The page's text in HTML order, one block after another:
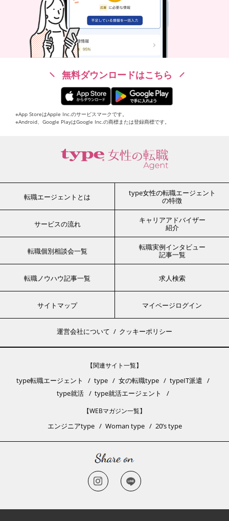
無料ダウンロードはこちら
※App StoreはApple Inc.のサービスマークです。
※Android、Google PlayはGoogle Inc.の商標または登録商標です。
転職エージェントとは
type女性の転職エージェント
の特徴
サービスの流れ
キャリアアドバイザー
紹介
転職個別相談会一覧
転職実例インタビュー
記事一覧
転職ノウハウ記事一覧 求人検索
サイトマップ マイページログイン
運営会社について クッキーポリシー
【関連サイト一覧】
type転職エージェント type 女の転職type
typeIT派遣
type就活
type就活エージェント
【WEBマガジン一覧】
エンジニアtype Woman type 20’s type